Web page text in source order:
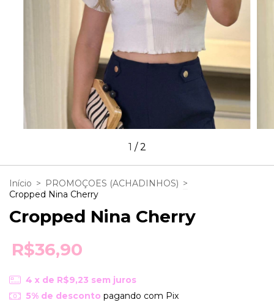
1 /2
Início > PROMOÇOES (ACHADINHOS) >
Cropped Nina Cherry
Cropped Nina Cherry
R$36,90
4 x de R$9,23 sem juros
5% de desconto pagando com Pix